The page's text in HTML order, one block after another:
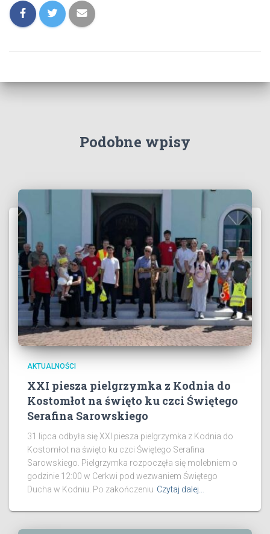
Podobne wpisy
AKTUALNOŚCI
XXI piesza pielgrzymka z Kodnia do
Kostomłot na święto ku czci Świętego
Serafina Sarowskiego
31 lipca odbyła się XXI piesza pielgrzymka z Kodnia do
Kostomłot na święto ku czci Świętego Serafina
Sarowskiego. Pielgrzymka rozpoczęła się molebniem o
godzinie 12:00 w Cerkwi pod wezwaniem Świętego
Ducha w Kodniu. Po zakończeniu Czytaj dalej…